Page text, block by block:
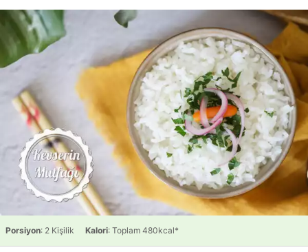
Porsiyon: 2 Kişilik Kalori: Toplam 480kcal*